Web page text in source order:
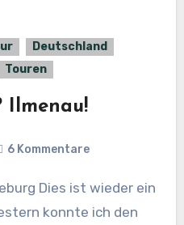
Deutschland
Touren
Ilmenau!
6 Kommentare
konnte ich den